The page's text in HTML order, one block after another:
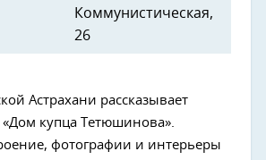
Коммунистическая,
26
Астрахани рассказывает
купца Тетюшинова».
фотографии и интерьеры